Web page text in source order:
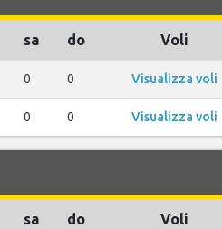
sa do Voli
0 0 Visualizza voli
0 0 Visualizza voli
sa do Voli